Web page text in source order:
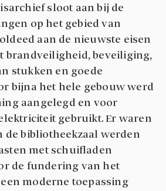
sloot aan bij de
op het gebied van
aan de nieuwste eisen
brandveiligheid, beveiliging,
stukken en goede
bijna het hele gebouw werd
aangelegd en voor
gebruikt. Er waren
de bibliotheekzaal werden
met schuifladen
de fundering van het
moderne toepassing